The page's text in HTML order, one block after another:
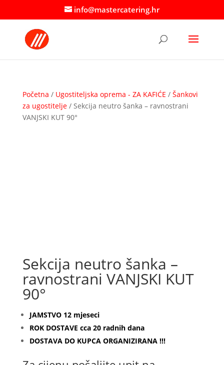
info@mastercatering.hr
Početna / Ugostiteljska oprema - ZA KAFIĆE / Šankovi
za ugostitelje/ Sekcija neutro šanka – ravnostrani
VANJSKI KUT 90°
Sekcija neutro šanka –
ravnostrani VANJSKI KUT
90°
JAMSTVO 12 mjeseci
ROK DOSTAVE cca 20 radnih dana
DOSTAVA DO KUPCA ORGANIZIRANA !!!